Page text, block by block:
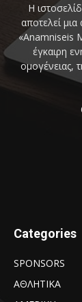
Η
αποτελεί
«Anamniseis
έγκαιρη
ομογένειας,
Categories
SPONSORS
ΑΘΛΗΤΙΚΑ